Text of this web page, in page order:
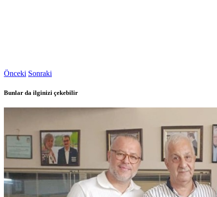
Önceki Sonraki
Bunlar da ilginizi çekebilir